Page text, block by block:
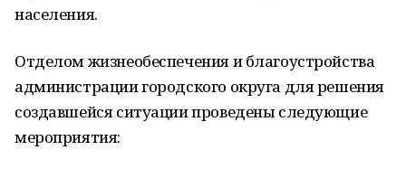
населения.
Отделом жизнеобеспечения и благоустройства
администрации городского округа для решения
создавшейся ситуации проведены следующие
мероприятия: